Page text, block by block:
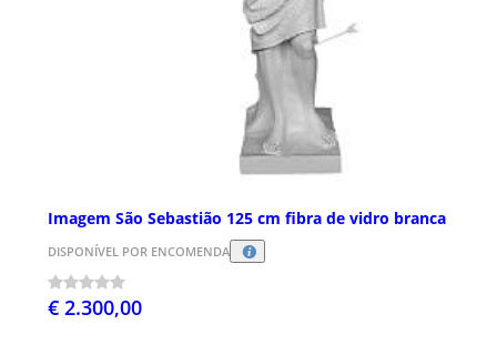
Imagem São Sebastião 125 cm fibra de vidro branca
DISPONÍVEL POR ENCOMENDA
€ 2.300,00